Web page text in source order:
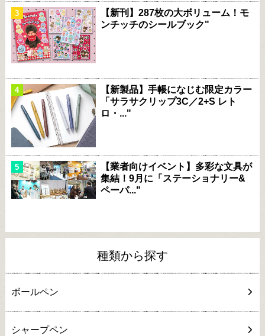
【新刊】287枚の大ボリューム！モ
ンチッチのシールブック"
【新製品】手帳になじむ限定カラー
「サラサクリップ3C／2+S レト
ロ・..."
【業者向けイベント】多彩な文具が
集結！9月に「ステーショナリー&
ペーパ..."
種類から探す
ボールペン
シャープペン